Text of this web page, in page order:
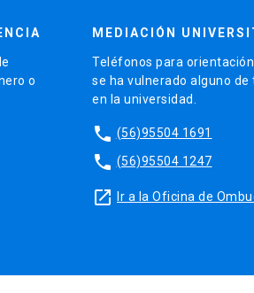
o
MEDIACIÓN
Teléfonos para
se ha vulnerado alguno de
en la universidad.
phone (56)95504 1691
phone (56)95504 1247
launch Ir a la Oficina de